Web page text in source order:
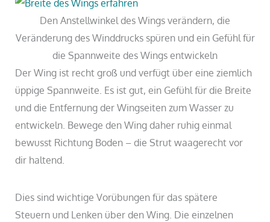
Den Anstellwinkel des Wings verändern, die
Veränderung des Winddrucks spüren und ein Gefühl für
die Spannweite des Wings entwickeln
Der Wing ist recht groß und verfügt über eine ziemlich
üppige Spannweite. Es ist gut, ein Gefühl für die Breite
und die Entfernung der Wingseiten zum Wasser zu
entwickeln. Bewege den Wing daher ruhig einmal
bewusst Richtung Boden – die Strut waagerecht vor
dir haltend.
Dies sind wichtige Vorübungen für das spätere
Steuern und Lenken über den Wing. Die einzelnen